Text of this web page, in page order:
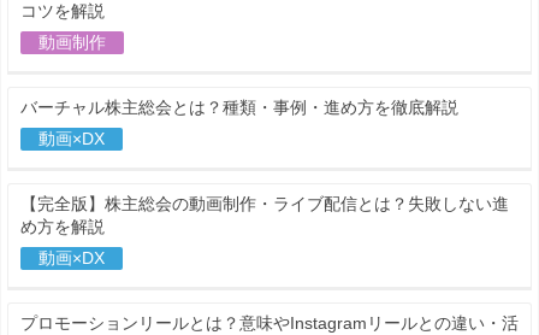
コツを解説
動画制作
バーチャル株主総会とは？種類・事例・進め方を徹底解説
動画×DX
【完全版】株主総会の動画制作・ライブ配信とは？失敗しない進
め方を解説
動画×DX
プロモーションリールとは？意味やInstagramリールとの違い・活